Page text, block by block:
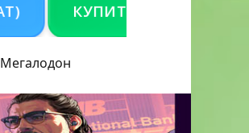
КУПИТЬ GTA 5 ONLINE НА PC
Мегалодон